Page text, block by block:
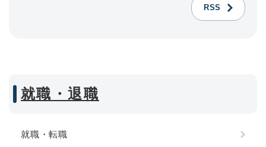
RSS
就職・退職
就職・転職